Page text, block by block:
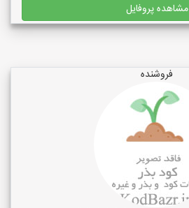
مشاهده پروفایل
فروشنده